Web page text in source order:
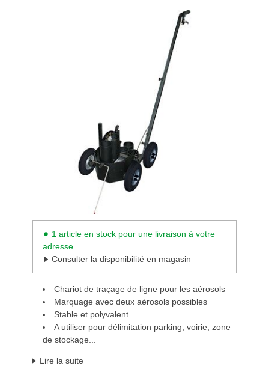
1 article en stock pour une livraison à votre
adresse
Consulter la disponibilité en magasin
Chariot de traçage de ligne pour les aérosols
Marquage avec deux aérosols possibles
Stable et polyvalent
A utiliser pour délimitation parking, voirie, zone
de stockage...
Lire la suite